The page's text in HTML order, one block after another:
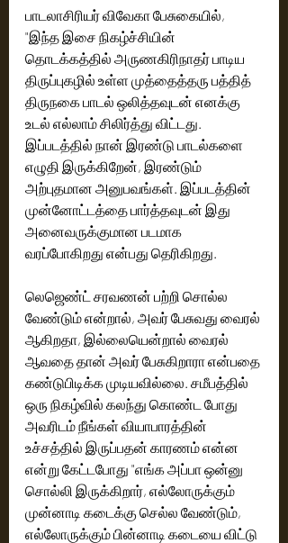
பாடலாசிரியர் விவேகா பேசுகையில்,
"இந்த இசை நிகழ்ச்சியின்
தொடக்கத்தில் அருணகிரிநாதர் பாடிய
திருப்புகழில் உள்ள‌ முத்தைத்தரு பத்தித்
திருநகை பாடல் ஒலித்தவுடன் எனக்கு
உடல் எல்லாம் சிலிர்த்து விட்டது.
இப்படத்தில் நான் இரண்டு பாடல்களை
எழுதி இருக்கிறேன், இரண்டும்
அற்புதமான அனுபவங்கள். இப்படத்தின்
முன்னோட்டத்தை பார்த்தவுடன் இது
அனைவருக்குமான படமாக
வரப்போகிறது என்பது தெரிகிறது.
லெஜெண்ட் சரவணன் பற்றி சொல்ல
வேண்டும் என்றால், அவர் பேசுவது வைரல்
ஆகிறதா, இல்லையென்றால் வைரல்
ஆவதை தான் அவர் பேசுகிறாரா என்பதை
கண்டுபிடிக்க முடியவில்லை. சமீபத்தில்
ஒரு நிகழ்வில் கலந்து கொண்ட போது
அவரிடம் நீங்கள் வியாபாரத்தின்
உச்சத்தில் இருப்பதன் காரணம் என்ன
என்று கேட்டபோது "எங்க அப்பா ஒன்னு
சொல்லி இருக்கிறார், எல்லோருக்கும்
முன்னாடி கடைக்கு செல்ல வேண்டும்,
எல்லோருக்கும் பின்னாடி கடையை விட்டு